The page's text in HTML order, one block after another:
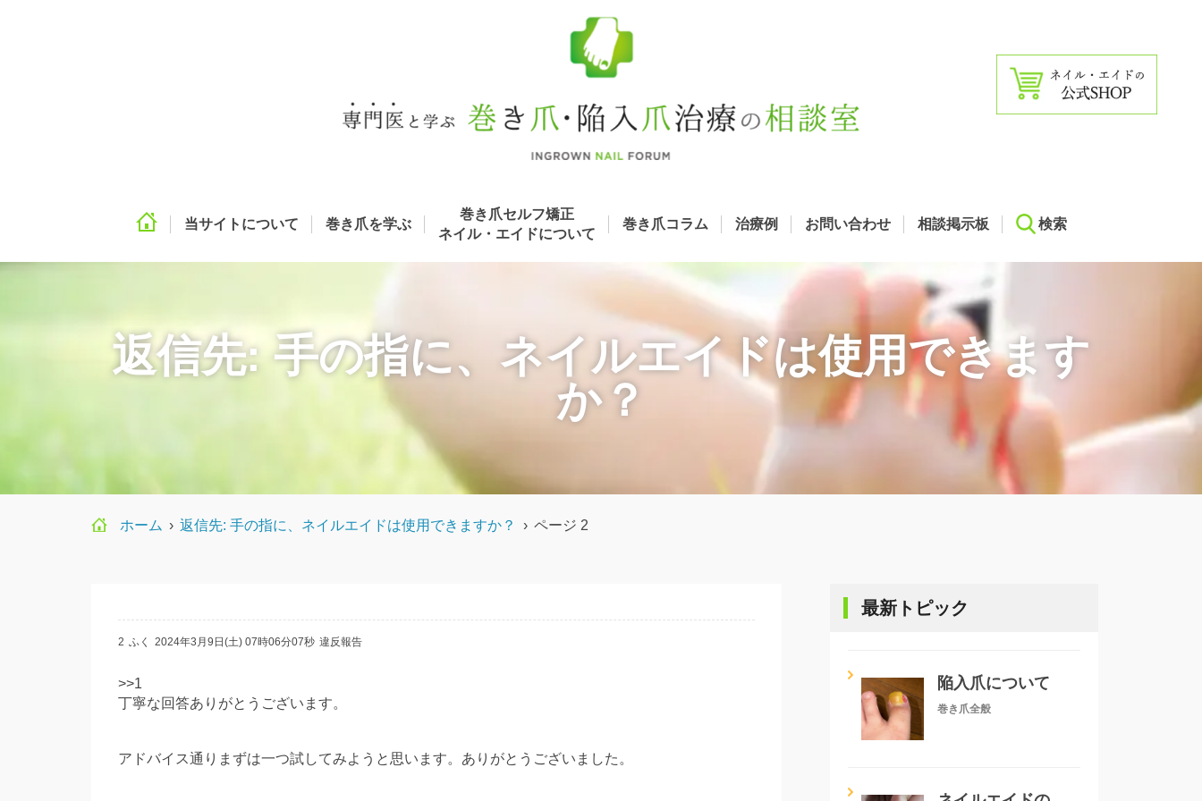
当サイトについて 巻き爪を学ぶ
巻き爪セルフ矯正
ネイル・エイドについて
巻き爪コラム 治療例 お問い合わせ 相談掲示板 検索
返信先: 手の指に、ネイルエイドは使用できます
か？
ホーム › 返信先: 手の指に、ネイルエイドは使用できますか？ › ページ 2
2 ふく 2024年3月9日(土) 07時06分07秒 違反報告
>>1
丁寧な回答ありがとうございます。
アドバイス通りまずは一つ試してみようと思います。ありがとうございました。
最新トピック
陥入爪について
巻き爪全般